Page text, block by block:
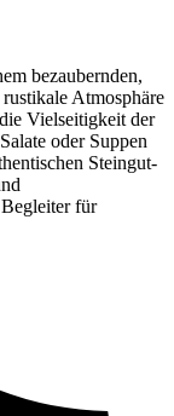
bezaubernden,
Atmosphäre
Vielseitigkeit der
oder Suppen
Steingut-
für